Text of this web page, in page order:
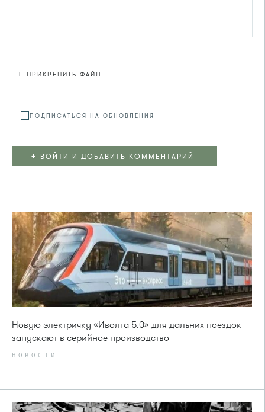
+ ПРИКРЕПИТЬ ФАЙЛ
ПОДПИСАТЬСЯ НА ОБНОВЛЕНИЯ
+ ВОЙТИ И ДОБАВИТЬ КОММЕНТАРИЙ
Новую электричку «Иволга 5.0» для дальних поездок
запускают в серийное производство
НОВОСТИ